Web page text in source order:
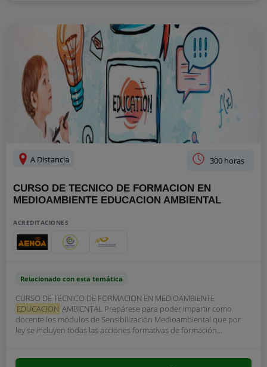
A Distancia 300 horas
CURSO DE TECNICO DE FORMACION EN
MEDIOAMBIENTE EDUCACION AMBIENTAL
ACREDITACIONES
Relacionado con esta temática
CURSO DE TECNICO DE FORMACION EN MEDIOAMBIENTE
EDUCACION AMBIENTAL Prepárese para poder impartir como
docente los módulos de Sensibilización Medioambiental que por
ley se incluyen todas las acciones formativas de formación...